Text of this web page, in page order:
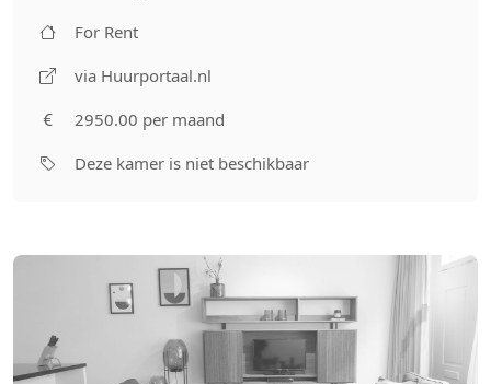
For Rent
via Huurportaal.nl
2950.00 per maand
Deze kamer is niet beschikbaar